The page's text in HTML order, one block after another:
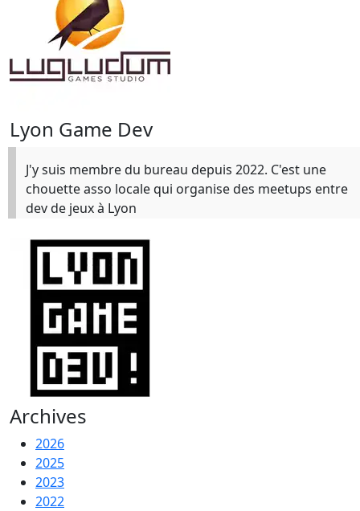
Lyon Game Dev
J'y suis membre du bureau depuis 2022. C'est une
chouette asso locale qui organise des meetups entre
dev de jeux à Lyon
Archives
2026
2025
2023
2022